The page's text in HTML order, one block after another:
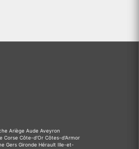
Ariège Aude Aveyron
Corse Côte-d'Or Côtes-d'Armor
Gers Gironde Hérault Ille-et-